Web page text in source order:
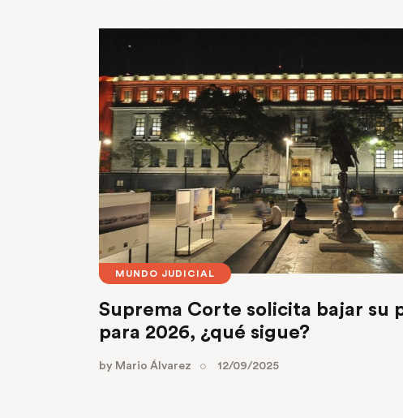
MUNDO JUDICIAL
Suprema Corte solicita bajar su
para 2026, ¿qué sigue?
by Mario Álvarez 12/09/2025